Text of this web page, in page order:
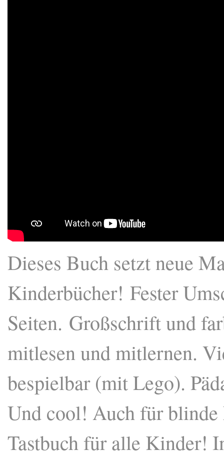
Dieses Buch setzt neue
Kinderbücher! Fester
Seiten. Großschrift und
mitlesen und mitlernen.
bespielbar (mit Lego).
Und cool! Auch für
Tastbuch für alle Kinder!